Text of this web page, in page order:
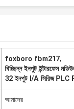
foxboro fbm217,
বিচ্ছিন্ন ইনপুট ইন্টারফেস
32 ইনপুট I/A সিরিজ
আমাদের